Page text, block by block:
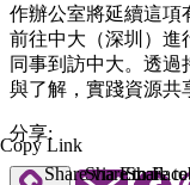
作辦公室將延續這項
前往中大（深圳）進
同事到訪中大。透
與了解，實踐資源共
分享:
Copy Link
Share via Email
Share toShare